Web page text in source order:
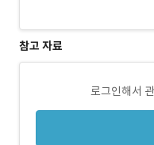
참고 자료
로그인해서